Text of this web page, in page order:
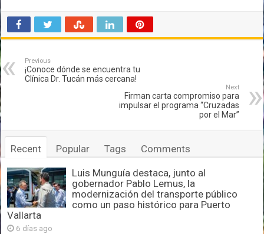
Previous
¡Conoce dónde se encuentra tu
Clínica Dr. Tucán más cercana!
Next
Firman carta compromiso para
impulsar el programa “Cruzadas
por el Mar”
Recent Popular Tags Comments
Luis Munguía destaca, junto al
gobernador Pablo Lemus, la
modernización del transporte público
como un paso histórico para Puerto
Vallarta
6 días ago